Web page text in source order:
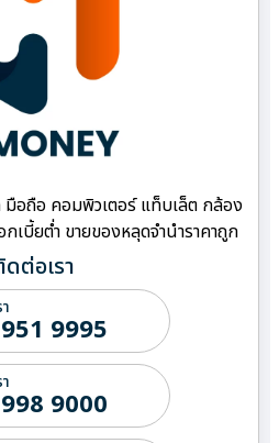
มือถือ คอมพิวเตอร์ แท็บเล็ต กล้อง
เบี้ยต่ำ ขายของหลุดจำนำราคาถูก
ต่อเรา
9995
9000